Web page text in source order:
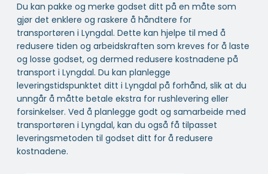
Du kan pakke og merke godset ditt på en måte som
gjør det enklere og raskere å håndtere for
transportøren i Lyngdal. Dette kan hjelpe til med å
redusere tiden og arbeidskraften som kreves for å laste
og losse godset, og dermed redusere kostnadene på
transport i Lyngdal. Du kan planlegge
leveringstidspunktet ditt i Lyngdal på forhånd, slik at du
unngår å måtte betale ekstra for rushlevering eller
forsinkelser. Ved å planlegge godt og samarbeide med
transportøren i Lyngdal, kan du også få tilpasset
leveringsmetoden til godset ditt for å redusere
kostnadene.